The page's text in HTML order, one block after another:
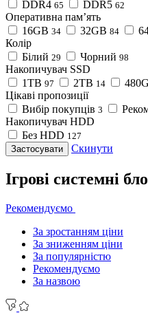
DDR4 65 DDR5 62
Оперативна пам’ять
16GB 34 32GB 84
Колір
Білий 29 Чорний 98
Накопичувач SSD
1TB 97 2TB 14
Цікаві пропозиції
Вибір покупців 3
Накопичувач HDD
Без HDD 127
Застосувати
Скинути
Ігрові системні
Рекомендуємо
За зростанням ціни
За зниженням ціни
За популярністю
Рекомендуємо
За назвою